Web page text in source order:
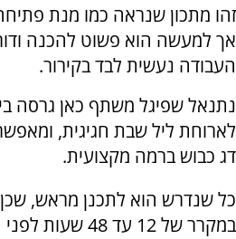
זהו מתכון שנראה כמו מנת
אך למעשה הוא פשוט להכנה
העבודה נעשית לבד בקירור.
נתנאל שפיגל משתף כאן גרסה
לארוחת ליל שבת חגיגית,
דג כבוש ברמה מקצועית.
כל שנדרש הוא לתכנן מראש,
במקרר של 12 עד 48 שעות לפני ההגשה.